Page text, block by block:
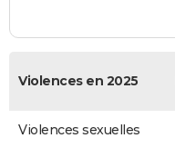
Violences en 2025
Violences sexuelles